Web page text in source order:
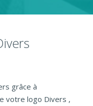
grâce à
votre logo Divers ,